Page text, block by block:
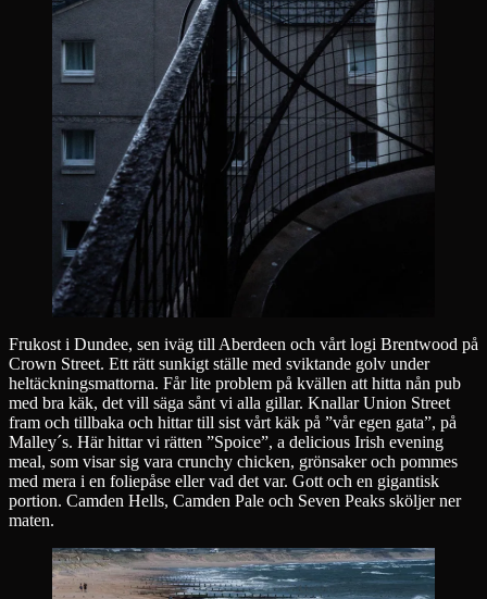
Frukost i Dundee, sen iväg till Aberdeen och vårt logi Brentwood på
Crown Street. Ett rätt sunkigt ställe med sviktande golv under
heltäckningsmattorna. Får lite problem på kvällen att hitta nån pub
med bra käk, det vill säga sånt vi alla gillar. Knallar Union Street
fram och tillbaka och hittar till sist vårt käk på ”vår egen gata”, på
Malley´s. Här hittar vi rätten ”Spoice”, a delicious Irish evening
meal, som visar sig vara crunchy chicken, grönsaker och pommes
med mera i en foliepåse eller vad det var. Gott och en gigantisk
portion. Camden Hells, Camden Pale och Seven Peaks sköljer ner
maten.